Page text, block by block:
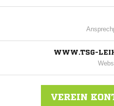
WWW.TSG-
VEREIN